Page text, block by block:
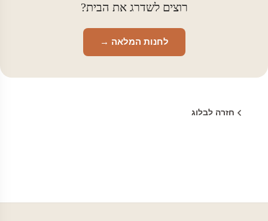
רוצים לשדרג את הבית?
לחנות המלאה →
חזרה לבלוג